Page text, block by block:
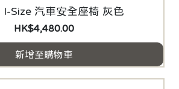
I-Size 汽車安全座椅 灰色
價格
HK$4,480.00
新增至購物車